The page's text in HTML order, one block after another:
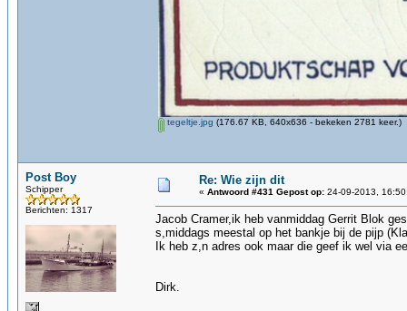
tegeltje.jpg (176.67 KB, 640x636 - bekeken 2781 keer.)
Post Boy
Schipper
Berichten: 1317
Re: Wie zijn dit
« Antwoord #431 Gepost op: 24-09-2013,
Jacob Cramer,ik heb vanmiddag Gerrit Blok
s,middags meestal op het bankje bij de pijp
Ik heb z,n adres ook maar die geef ik wel via
Dirk.